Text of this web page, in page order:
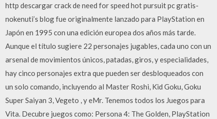
http descargar crack de need for speed hot pursuit pc gratis-
nokenuti’s blog fue originalmente lanzado para PlayStation en
Japón en 1995 con una edición europea dos años más tarde.
Aunque el título sugiere 22 personajes jugables, cada uno con un
arsenal de movimientos únicos, patadas, giros, y especialidades,
hay cinco personajes extra que pueden ser desbloqueados con
un solo comando, incluyendo al Master Roshi, Kid Goku, Goku
Super Saiyan 3, Vegeto , y eMr. Tenemos todos los Juegos para
Vita. Decubre juegos como: Persona 4: The Golden, PlayStation